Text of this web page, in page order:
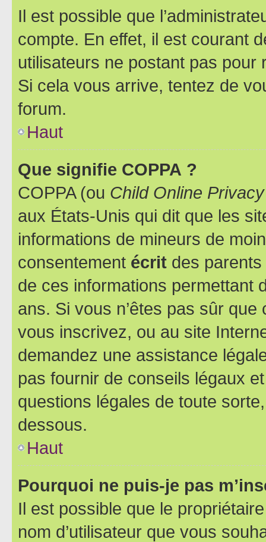
Il est possible que
compte. En effet, il est courant
utilisateurs ne postant pas pour
Si cela vous arrive, tentez de
forum.
Haut
Que signifie COPPA ?
COPPA (ou Child Online
aux États-Unis qui dit que les
informations de mineurs de
consentement écrit des parents
de ces informations permettant
ans. Si vous n’êtes pas sûr
vous inscrivez, ou au site
demandez une assistance
pas fournir de conseils légaux
questions légales de toute
dessous.
Haut
Pourquoi ne puis-je pas
Il est possible que le
nom d’utilisateur que vous